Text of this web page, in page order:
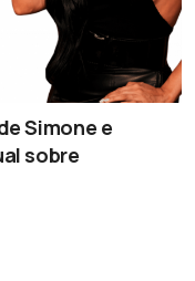
Simone e
sobre